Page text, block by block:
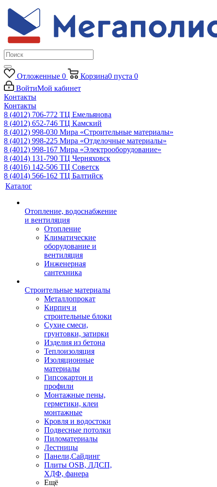
Отложенные 0 Корзина0 пуста 0
ВойтиМой кабинет
Контакты
Контакты
8 (4012) 706-772 ТЦ Емельянова
8 (4012) 652-746 ТЦ Камский
8 (4012) 998-030 Мира «Строительные материалы»
8 (4012) 998-225 Мира «Отделочные материалы»
8 (4012) 998-167 Мира «Электрооборудование»
8 (4014) 131-790 ТЦ Черняховск
8 (4016) 142-506 ТЦ Советск
8 (4014) 566-162 ТЦ Балтийск
Каталог
Отопление, водоснабжение
и вентиляция
Отопление
Климатические
оборудование и
вентиляция
Инженерная
сантехника
Строительные материалы
Металлопрокат
Кирпич и
строительные блоки
Сухие смеси,
грунтовки, затирки
Изделия из бетона
Теплоизоляция
Изоляционные
материалы
Гипсокартон и
профили
Монтажные пены,
герметики, клеи
монтажные
Кровля и водостоки
Подвесные потолки
Пиломатериалы
Лестницы
Панели,Сайдинг
Плиты OSB, ЛДСП,
ХДФ, фанера
Ещё